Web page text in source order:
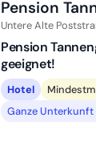
Pension
Untere Alte
Pension
geeignet!
Hotel
Ganze